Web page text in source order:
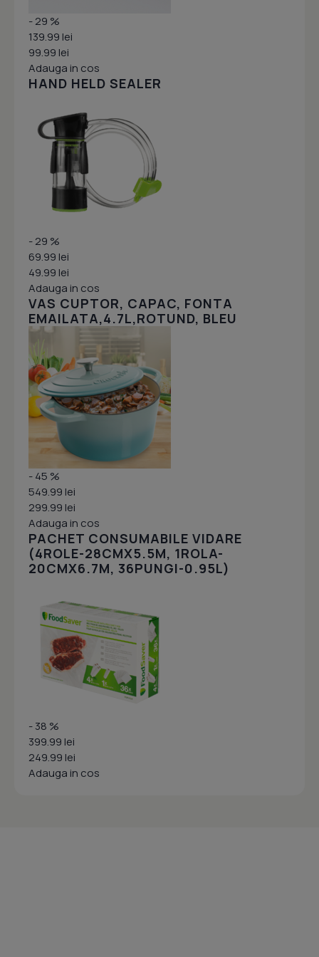
- 29 %
139.99 lei
99.99 lei
Adauga in cos
HAND HELD SEALER
- 29 %
69.99 lei
49.99 lei
Adauga in cos
VAS CUPTOR, CAPAC, FONTA
EMAILATA,4.7L,ROTUND, BLEU
- 45 %
549.99 lei
299.99 lei
Adauga in cos
PACHET CONSUMABILE VIDARE
(4ROLE-28CMX5.5M, 1ROLA-
20CMX6.7M, 36PUNGI-0.95L)
- 38 %
399.99 lei
249.99 lei
Adauga in cos